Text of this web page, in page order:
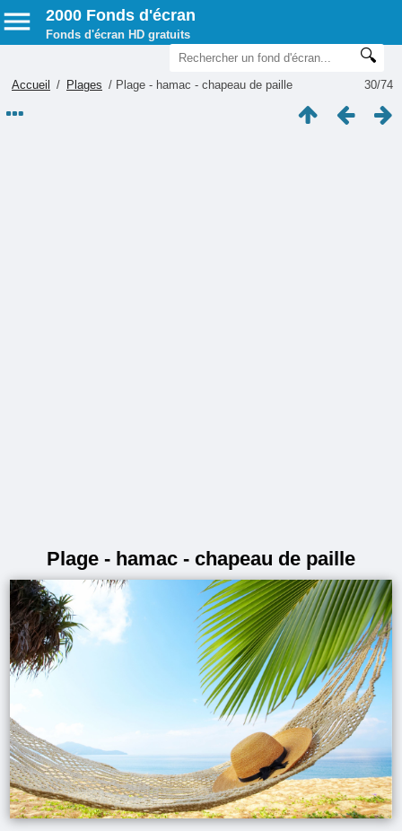
2000 Fonds d'écran
Fonds d'écran HD gratuits
30/74
Accueil / Plages / Plage - hamac - chapeau de paille
Plage - hamac - chapeau de paille